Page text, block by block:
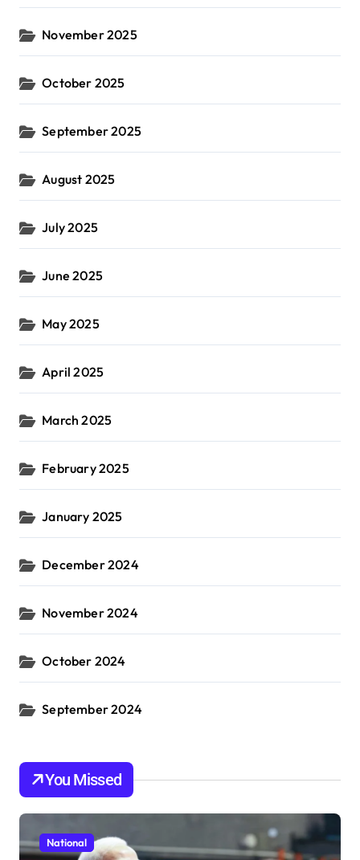
November 2025
October 2025
September 2025
August 2025
July 2025
June 2025
May 2025
April 2025
March 2025
February 2025
January 2025
December 2024
November 2024
October 2024
September 2024
You Missed
National